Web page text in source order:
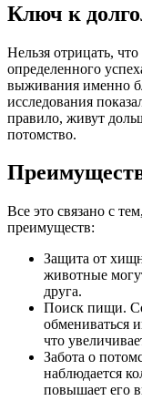
Ключ к
Нельзя отрицать,
определенного
выживания именно
исследования
правило, живут
потомство.
Все это связано с
преимуществ:
Защита от
животные
друга.
Поиск пищи.
обмениваться
что
Забота о
наблюдается
повышает его